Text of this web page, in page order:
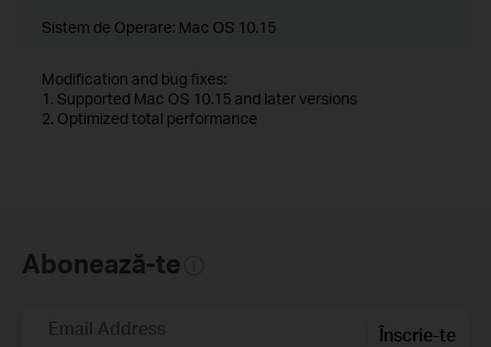
Sistem de Operare: Mac OS 10.15
Modification and bug fixes:
1. Supported Mac OS 10.15 and later versions
2. Optimized total performance
Abonează-te
Email Address Înscrie-te